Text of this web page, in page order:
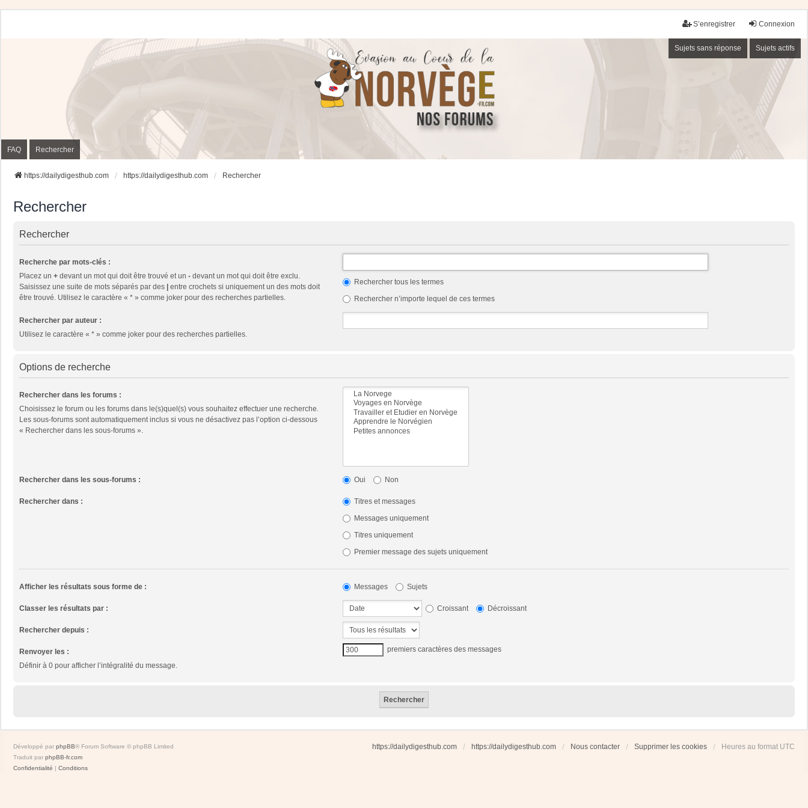
Connexion
S’enregistrer
Sujets sans réponse Sujets actifs
FAQ Rechercher
https://dailydigesthub.com https://dailydigesthub.com Rechercher
Rechercher
Rechercher
Recherche par mots-clés :
Placez un + devant un mot qui doit être trouvé et un - devant un mot qui doit être exclu.
Saisissez une suite de mots séparés par des
entre crochets si uniquement un des mots doit
être trouvé. Utilisez le caractère « * » comme joker pour des recherches partielles.
Rechercher tous les termes
Rechercher n’importe lequel de ces termes
Rechercher par auteur :
Utilisez le caractère « * » comme joker pour des recherches partielles.
Options de recherche
Rechercher dans les forums :
Choisissez le forum ou les forums dans le(s)quel(s) vous souhaitez effectuer une recherche.
Les sous-forums sont automatiquement inclus si vous ne désactivez pas l’option ci-dessous
« Rechercher dans les sous-forums ».
Rechercher dans les sous-forums : Oui Non
Rechercher dans :
Titres et messages
Messages uniquement
Titres uniquement
Premier message des sujets uniquement
Afficher les résultats sous forme de : Messages Sujets
Classer les résultats par : Croissant Décroissant
Rechercher depuis :
Renvoyer les :
Définir à 0 pour afficher l’intégralité du message.
premiers caractères des messages
https://dailydigesthub.com https://dailydigesthub.com Nous contacter Supprimer les cookies Heures au format UTC
Développé par phpBB® Forum Software © phpBB Limited
Traduit par phpBB-fr.com
Confidentialité | Conditions